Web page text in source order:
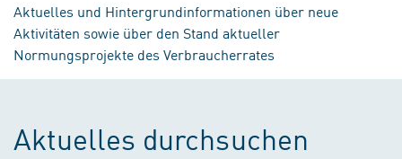
Aktuelles und Hintergrundinformationen über neue
Aktivitäten sowie über den Stand aktueller
Normungsprojekte des Verbraucherrates
Aktuelles durchsuchen